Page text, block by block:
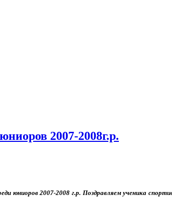
2007-2008г.р.
юниоров 2007-2008 г.р. Поздравляем ученика